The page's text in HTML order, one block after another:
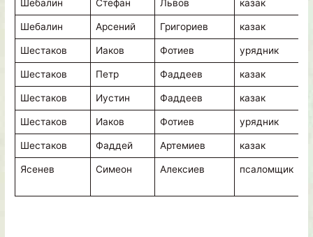
Шебалин Стефан Львов казак
Шебалин Арсений Григориев казак
Шестаков Иаков Фотиев урядник
Шестаков Петр Фаддеев казак
Шестаков Иустин Фаддеев казак
Шестаков Иаков Фотиев урядник
Шестаков Фаддей Артемиев казак
Ясенев Симеон Алексиев псаломщик